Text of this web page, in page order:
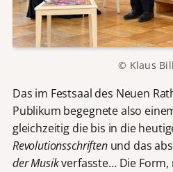
© Klaus
Das im Festsaal des Neuen
Publikum begegnete also
gleichzeitig die bis in die
Revolutionsschriften und das
der Musikverfasste… Die